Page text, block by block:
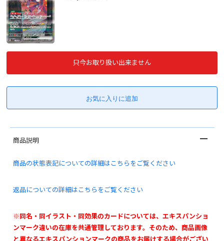
只今お取り扱い出来ません
商品説明
商品の状態表記についての詳細はこちらをご覧ください
返品についての詳細はこちらをご覧ください
※同名・同イラスト・同効果のカードについては、エキスパンショ
ンマーク違いの在庫を共通管理しております。そのため、商品画像
と異なるエキスパンションマークの商品をお届けする場合がござい